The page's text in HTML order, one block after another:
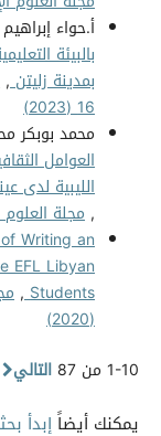
أ.حواء
بالبيئة
بمدينة زليتن,
16 (2023)
محمد بوبكر
العوامل
الليبية لدى
, مجلة العلوم
Writing an
EFL Libyan
Students
,
(2020)
1-10 من 87
التالي
يمكنك أيضاًإبدأ